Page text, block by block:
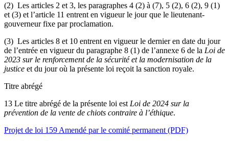
(2) Les articles 2 et 3, les paragraphes 4 (2) à (7), 5 (2), 6 (2), 9 (1)
et (3) et l’article 11 entrent en vigueur le jour que le lieutenant-
gouverneur fixe par proclamation.
(3) Les articles 8 et 10 entrent en vigueur le dernier en date du jour
de l’entrée en vigueur du paragraphe 8 (1) de l’annexe 6 de la Loi de
2023 sur le renforcement de la sécurité et la modernisation de la
justice et du jour où la présente loi reçoit la sanction royale.
Titre abrégé
13 Le titre abrégé de la présente loi est Loi de 2024 sur la
prévention de la vente de chiots contraire à l’éthique.
Projet de loi 159 Amendé par le comité permanent (PDF)